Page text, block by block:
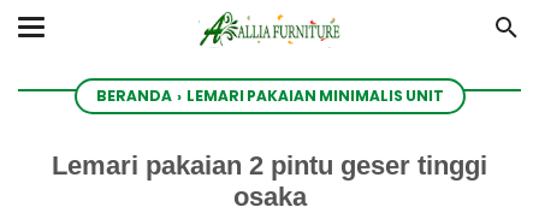
BERANDA › LEMARI PAKAIAN MINIMALIS UNIT
Lemari pakaian 2 pintu geser tinggi
osaka